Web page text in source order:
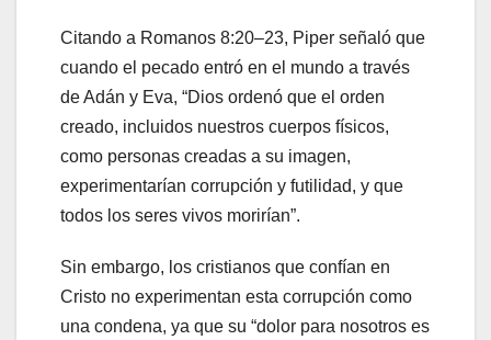
Citando a Romanos 8:20–23, Piper señaló que
cuando el pecado entró en el mundo a través
de Adán y Eva, “Dios ordenó que el orden
creado, incluidos nuestros cuerpos físicos,
como personas creadas a su imagen,
experimentarían corrupción y futilidad, y que
todos los seres vivos morirían”.
Sin embargo, los cristianos que confían en
Cristo no experimentan esta corrupción como
una condena, ya que su “dolor para nosotros es